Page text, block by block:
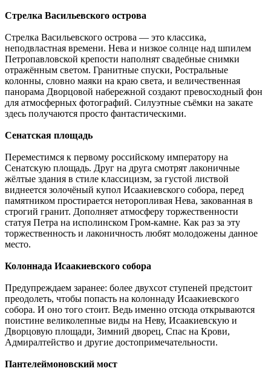
Стрелка Васильевского острова
Стрелка Васильевского острова — это классика,
неподвластная времени. Нева и низкое солнце над шпилем
Петропавловской крепости наполнят свадебные снимки
отражённым светом. Гранитные спуски, Ростральные
колонны, словно маяки на краю света, и величественная
панорама Дворцовой набережной создают превосходный фон
для атмосферных фотографий. Силуэтные съёмки на закате
здесь получаются просто фантастическими.
Сенатская площадь
Переместимся к первому российскому императору на
Сенатскую площадь. Друг на друга смотрят лаконичные
жёлтые здания в стиле классицизм, за густой листвой
виднеется золочёный купол Исаакиевского собора, перед
памятником простирается неторопливая Нева, закованная в
строгий гранит. Дополняет атмосферу торжественности
статуя Петра на исполинском Гром-камне. Как раз за эту
торжественность и лаконичность любят молодожены данное
место.
Колоннада Исаакиевского собора
Предупреждаем заранее: более двухсот ступеней предстоит
преодолеть, чтобы попасть на колоннаду Исаакиевского
собора. И оно того стоит. Ведь именно отсюда открываются
поистине великолепные виды на Неву, Исаакиевскую и
Дворцовую площади, Зимний дворец, Спас на Крови,
Адмиралтейство и другие достопримечательности.
Пантелеймоновский мост